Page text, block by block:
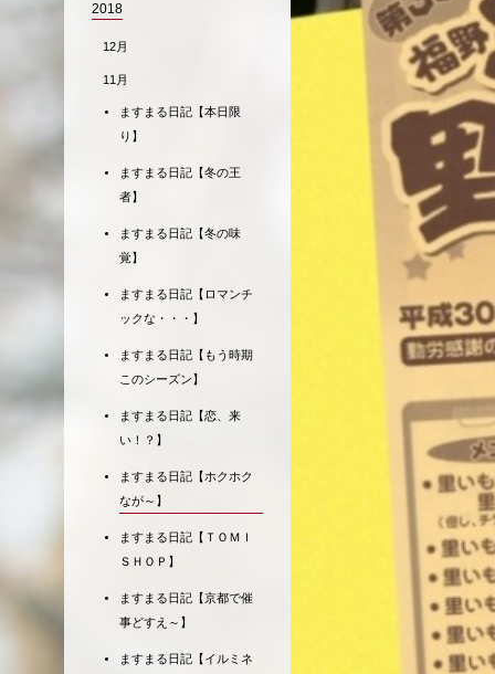
2018
12月
11月
ますまる日記【本日限
り】
ますまる日記【冬の王
者】
ますまる日記【冬の味
覚】
ますまる日記【ロマンチ
ックな・・・】
ますまる日記【もう時期
このシーズン】
ますまる日記【恋、来
い！？】
ますまる日記【ホクホク
なが～】
ますまる日記【ＴＯＭＩ
ＳＨＯＰ】
ますまる日記【京都で催
事どすえ～】
ますまる日記【イルミネ